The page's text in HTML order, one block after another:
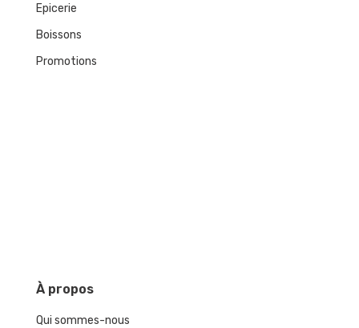
Epicerie
Boissons
Promotions
Àpropos
Qui sommes-nous